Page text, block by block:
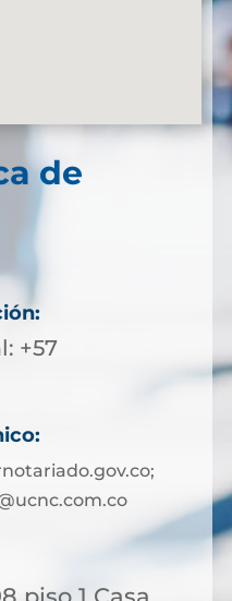
de
+57